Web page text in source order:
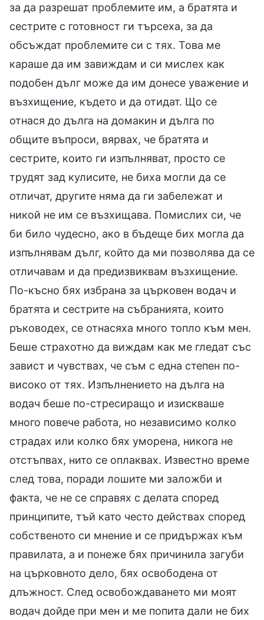
за да разрешат проблемите им, а братята и
сестрите с готовност ги търсеха, за да
обсъждат проблемите си с тях. Това ме
караше да им завиждам и си мислех как
подобен дълг може да им донесе уважение и
възхищение, където и да отидат. Що се
отнася до дълга на домакин и дълга по
общите въпроси, вярвах, че братята и
сестрите, които ги изпълняват, просто се
трудят зад кулисите, не биха могли да се
отличат, другите няма да ги забележат и
никой не им се възхищава. Помислих си, че
би било чудесно, ако в бъдеще бих могла да
изпълнявам дълг, който да ми позволява да се
отличавам и да предизвиквам възхищение.
По-късно бях избрана за църковен водач и
братята и сестрите на събранията, които
ръководех, се отнасяха много топло към мен.
Беше страхотно да виждам как ме гледат със
завист и чувствах, че съм с една степен по-
високо от тях. Изпълнението на дълга на
водач беше по-стресиращо и изискваше
много повече работа, но независимо колко
страдах или колко бях уморена, никога не
отстъпвах, нито се оплаквах. Известно време
след това, поради лошите ми заложби и
факта, че не се справях с делата според
принципите, тъй като често действах според
собственото си мнение и се придържах към
правилата, а и понеже бях причинила загуби
на църковното дело, бях освободена от
длъжност. След освобождаването ми моят
водач дойде при мен и ме попита дали не бих